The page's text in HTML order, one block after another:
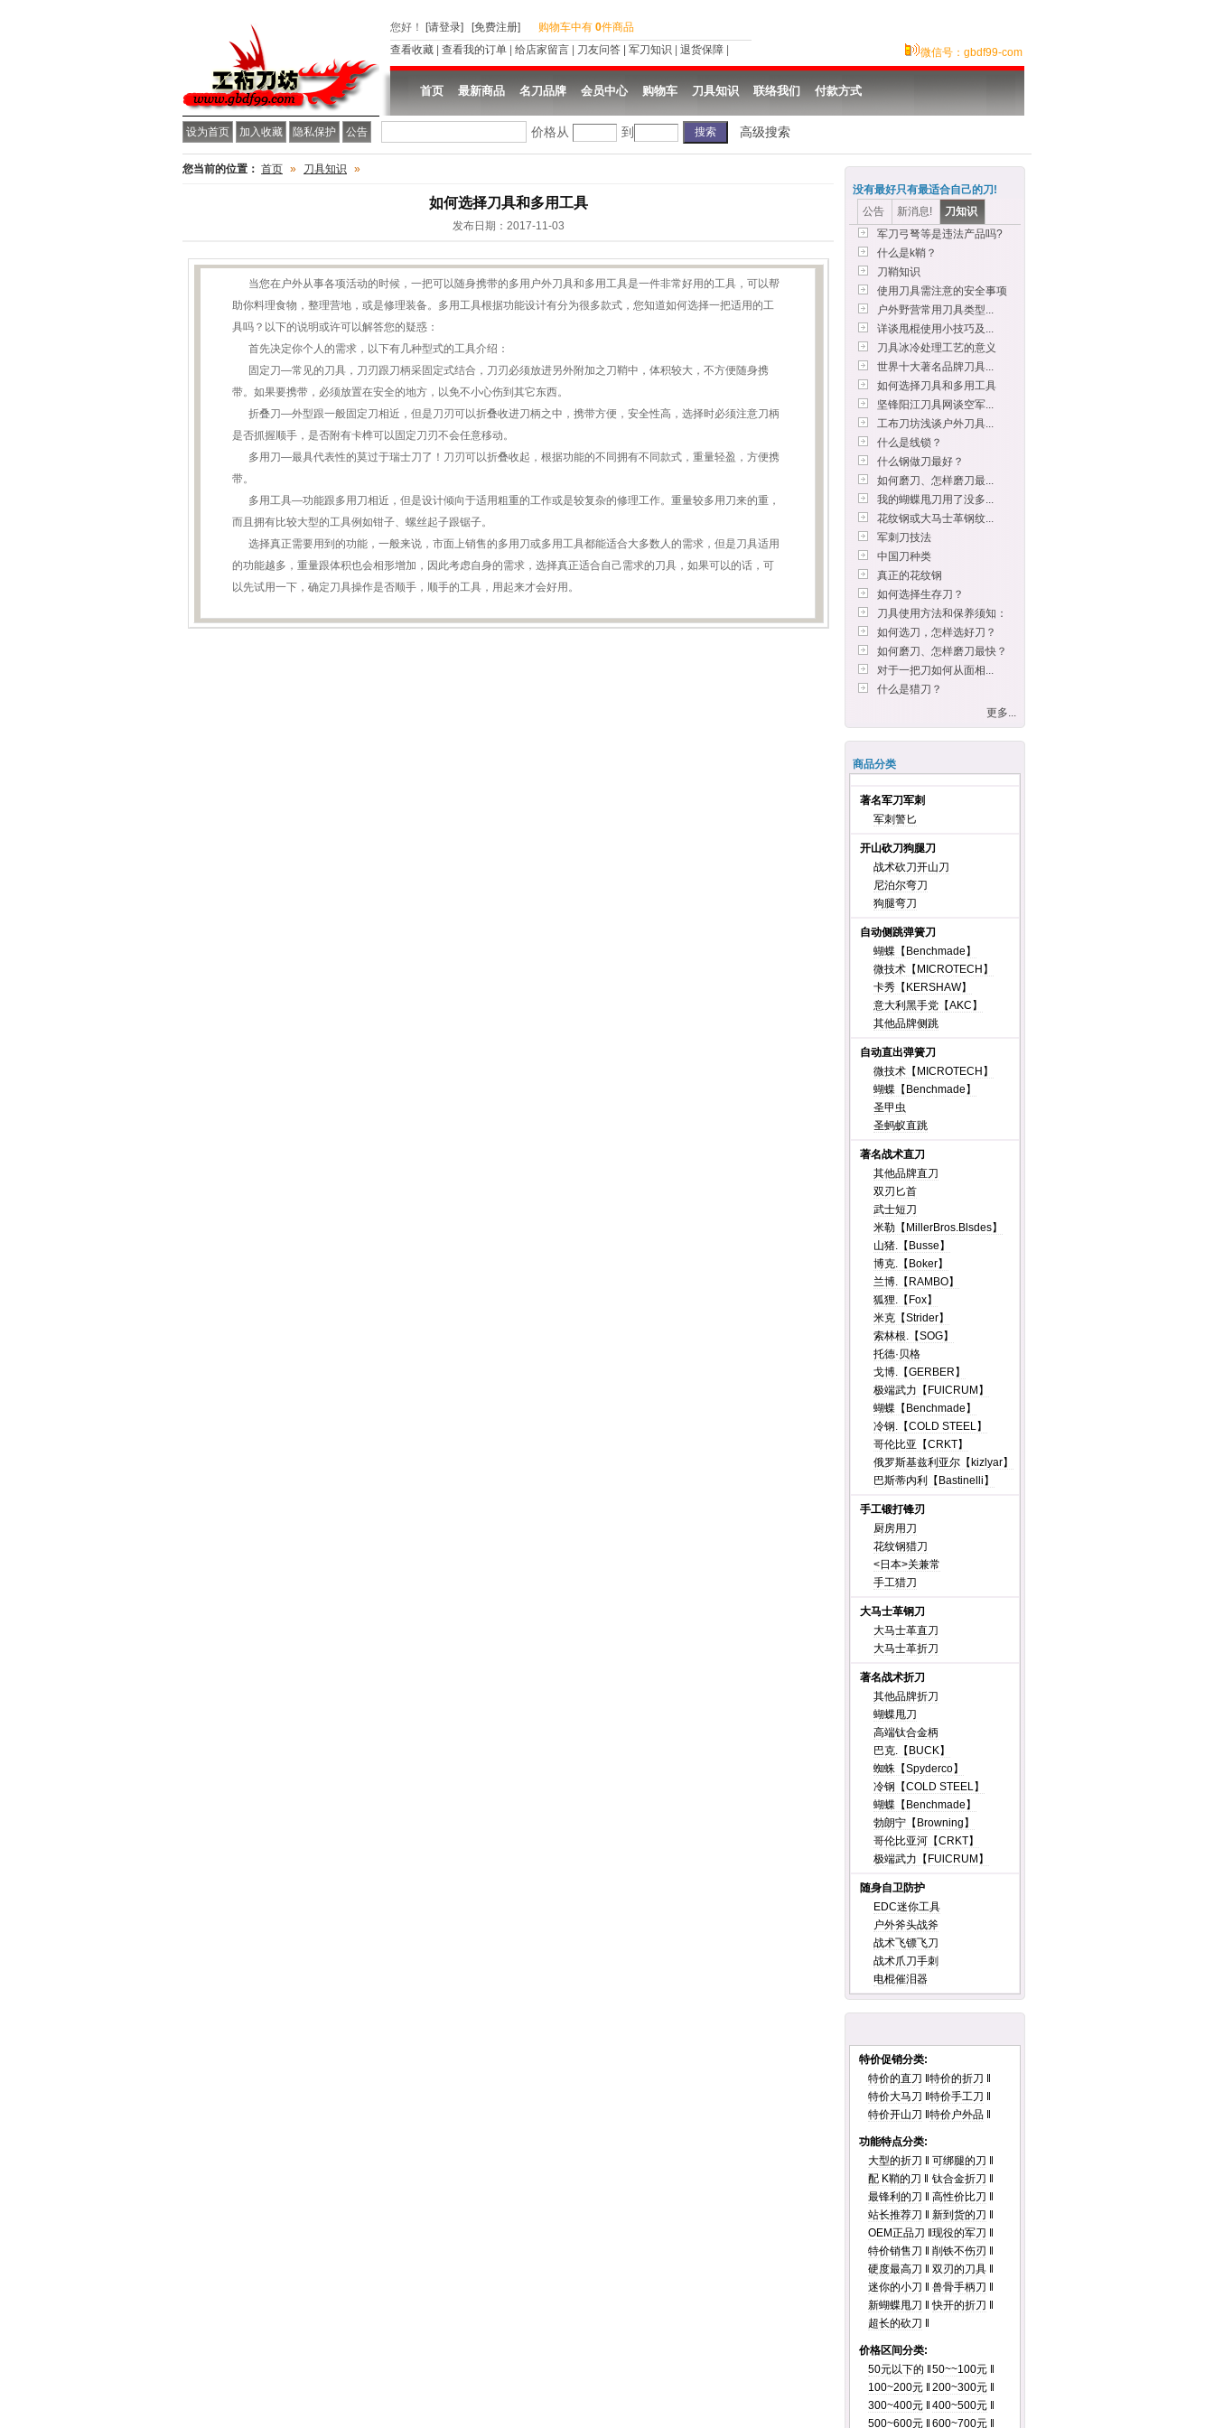
设为首页 加入收藏 隐私保护 公告
您好 ！ [请登录] [免费注册] 购物车中有 0件商品
微信号：gbdf99-com
查看收藏 查看我的订单 给店家留言 刀友问答 军刀知识 退货保障
首页 最新商品 名刀品牌 会员中心 购物车 刀具知识 联络我们 付款方式
价格从 到 高级搜索
您当前的位置： 首页 » 刀具知识 »
如何选择刀具和多用工具
发布日期：2017-11-03
当您在户外从事各项活动的时候，一把可以随身携带的多用户外刀具和多用工具是一件非常好用的工具，可以帮
助你料理食物，整理营地，或是修理装备。多用工具根据功能设计有分为很多款式，您知道如何选择一把适用的工
具吗？以下的说明或许可以解答您的疑惑：
首先决定你个人的需求，以下有几种型式的工具介绍：
固定刀—常见的刀具，刀刃跟刀柄采固定式结合，刀刃必须放进另外附加之刀鞘中，体积较大，不方便随身携
带。如果要携带，必须放置在安全的地方，以免不小心伤到其它东西。
折叠刀—外型跟一般固定刀相近，但是刀刃可以折叠收进刀柄之中，携带方便，安全性高，选择时必须注意刀柄
是否抓握顺手，是否附有卡榫可以固定刀刃不会任意移动。
多用刀—最具代表性的莫过于瑞士刀了！刀刃可以折叠收起，根据功能的不同拥有不同款式，重量轻盈，方便携
带。
多用工具—功能跟多用刀相近，但是设计倾向于适用粗重的工作或是较复杂的修理工作。重量较多用刀来的重，
而且拥有比较大型的工具例如钳子、螺丝起子跟锯子。
选择真正需要用到的功能，一般来说，市面上销售的多用刀或多用工具都能适合大多数人的需求，但是刀具适用
的功能越多，重量跟体积也会相形增加，因此考虑自身的需求，选择真正适合自己需求的刀具，如果可以的话，可
以先试用一下，确定刀具操作是否顺手，顺手的工具，用起来才会好用。
没有最好只有最适合自己的刀!
公告
新消息!
刀知识
军刀弓弩等是违法产品吗?
什么是k鞘？
刀鞘知识
使用刀具需注意的安全事项
户外野营常用刀具类型...
详谈甩棍使用小技巧及...
刀具冰冷处理工艺的意义
世界十大著名品牌刀具...
如何选择刀具和多用工具
坚锋阳江刀具网谈空军...
工布刀坊浅谈户外刀具...
什么是线锁？
什么钢做刀最好？
如何磨刀、怎样磨刀最...
我的蝴蝶甩刀用了没多...
花纹钢或大马士革钢纹...
军刺刀技法
中国刀种类
真正的花纹钢
如何选择生存刀？
刀具使用方法和保养须知：
如何选刀，怎样选好刀？
如何磨刀、怎样磨刀最快？
对于一把刀如何从面相...
什么是猎刀？
更多...
商品分类
著名军刀军刺
军刺警匕
开山砍刀狗腿刀
战术砍刀开山刀
尼泊尔弯刀
狗腿弯刀
自动侧跳弹簧刀
蝴蝶【Benchmade】
微技术【MICROTECH】
卡秀【KERSHAW】
意大利黑手党【AKC】
其他品牌侧跳
自动直出弹簧刀
微技术【MICROTECH】
蝴蝶【Benchmade】
圣甲虫
圣蚂蚁直跳
著名战术直刀
其他品牌直刀
双刃匕首
武士短刀
米勒【MillerBros.Blsdes】
山猪.【Busse】
博克.【Boker】
兰博.【RAMBO】
狐狸.【Fox】
米克【Strider】
索林根.【SOG】
托德·贝格
戈博.【GERBER】
极端武力【FUlCRUM】
蝴蝶【Benchmade】
冷钢.【COLD STEEL】
哥伦比亚【CRKT】
俄罗斯基兹利亚尔【kizlyar】
巴斯蒂内利【Bastinelli】
手工锻打锋刃
厨房用刀
花纹钢猎刀
<日本>关兼常
手工猎刀
大马士革钢刀
大马士革直刀
大马士革折刀
著名战术折刀
其他品牌折刀
蝴蝶甩刀
高端钛合金柄
巴克.【BUCK】
蜘蛛【Spyderco】
冷钢【COLD STEEL】
蝴蝶【Benchmade】
勃朗宁【Browning】
哥伦比亚河【CRKT】
极端武力【FUlCRUM】
随身自卫防护
EDC迷你工具
户外斧头战斧
战术飞镖飞刀
战术爪刀手刺
电棍催泪器
特价促销分类:
特价的直刀
特价的折刀
特价大马刀
特价手工刀
特价开山刀
特价户外品‖
功能特点分类:
大型的折刀
可绑腿的刀
配 K鞘的刀
钛合金折刀
最锋利的刀
高性价比刀
站长推荐刀
新到货的刀
OEM正品刀
现役的军刀
特价销售刀
削铁不伤刃
硬度最高刀
双刃的刀具‖
迷你的小刀
兽骨手柄刀
新蝴蝶甩刀
快开的折刀
超长的砍刀
价格区间分类:
50元以下的
50~~100元‖
100~200元‖ 200~300元‖
300~400元‖ 400~500元‖
500~600元‖ 600~700元‖